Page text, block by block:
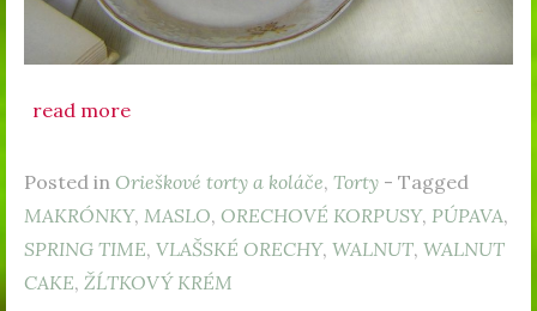
read more
Posted in Orieškové torty a koláče, Torty - Tagged
MAKRÓNKY, MASLO, ORECHOVÉ KORPUSY, PÚPAVA,
SPRING TIME, VLAŠSKÉ ORECHY, WALNUT, WALNUT
CAKE, ŽĹTKOVÝ KRÉM